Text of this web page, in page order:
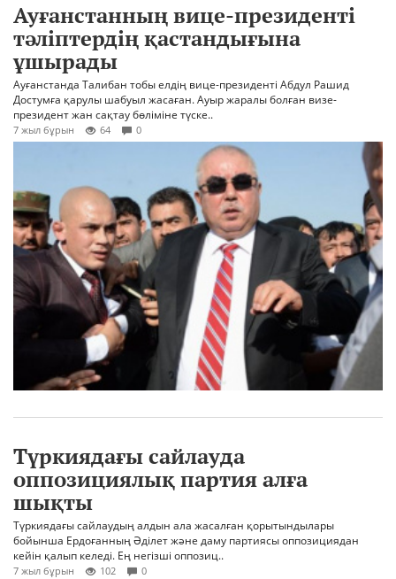
Ауғанстанның вице-президенті
тәліптердің қастандығына
ұшырады
Ауғанстанда Талибан тобы елдің вице-президенті Абдул Рашид
Достумға қарулы шабуыл жасаған. Ауыр жаралы болған визе-
президент жан сақтау бөліміне түске..
7 жыл бұрын 64 0
Түркиядағы сайлауда
оппозициялық партия алға
шықты
Түркиядағы сайлаудың алдын ала жасалған қорытындылары
бойынша Ердоғанның Әділет және даму партиясы оппозициядан
кейін қалып келеді. Ең негізші оппозиц..
7 жыл бұрын 102 0